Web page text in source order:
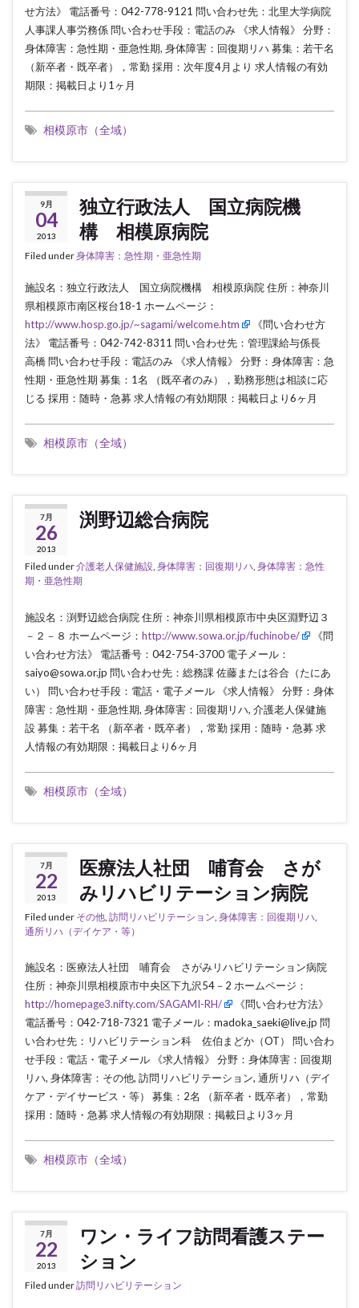
せ方法》 電話番号：042-778-9121 問い合わせ先：北里大学病院
人事課人事労務係 問い合わせ手段：電話のみ 《求人情報》 分野：
身体障害：急性期・亜急性期, 身体障害：回復期リハ 募集：若干名
（新卒者・既卒者），常勤 採用：次年度4月より 求人情報の有効
期限：掲載日より1ヶ月
相模原市（全域）
9月
04
2013
独立行政法人 国立病院機
構 相模原病院
Filed under身体障害：急性期・亜急性期
施設名：独立行政法人 国立病院機構 相模原病院 住所：神奈川
県相模原市南区桜台18-1 ホームページ：
http://www.hosp.go.jp/~sagami/welcome.htm
《問い合わせ方
法》 電話番号：042-742-8311 問い合わせ先：管理課給与係長
高橋 問い合わせ手段：電話のみ 《求人情報》 分野：身体障害：急
性期・亜急性期 募集：1名 （既卒者のみ），勤務形態は相談に応
じる 採用：随時・急募 求人情報の有効期限：掲載日より6ヶ月
相模原市（全域）
7月
26
2013
渕野辺総合病院
Filed under介護老人保健施設, 身体障害：回復期リハ, 身体障害：急性
期・亜急性期
施設名：渕野辺総合病院 住所：神奈川県相模原市中央区淵野辺３
－２－８ ホームページ： http://www.sowa.or.jp/fuchinobe/
《問
い合わせ方法》 電話番号：042-754-3700 電子メール：
saiyo@sowa.or.jp 問い合わせ先：総務課 佐藤または谷合（たにあ
い） 問い合わせ手段：電話・電子メール 《求人情報》 分野：身体
障害：急性期・亜急性期, 身体障害：回復期リハ, 介護老人保健施
設 募集：若干名 （新卒者・既卒者），常勤 採用：随時・急募 求
人情報の有効期限：掲載日より6ヶ月
相模原市（全域）
7月
22
2013
医療法人社団 哺育会 さが
みリハビリテーション病院
Filed under その他 訪問リハビリテーション 身体障害：回復期リハ
通所リハ（デイケア・等）
施設名：医療法人社団 哺育会 さがみリハビリテーション病院
住所：神奈川県相模原市中央区下九沢54－2 ホームページ：
http://homepage3.nifty.com/SAGAMI-RH/
《問い合わせ方法》
電話番号：042-718-7321 電子メール：madoka_saeki@live.jp 問
い合わせ先：リハビリテーション科 佐伯まどか（OT） 問い合わ
せ手段：電話・電子メール 《求人情報》 分野：身体障害：回復期
リハ, 身体障害：その他, 訪問リハビリテーション, 通所リハ（デイ
ケア・デイサービス・等） 募集：2名 （新卒者・既卒者），常勤
採用：随時・急募 求人情報の有効期限：掲載日より3ヶ月
相模原市（全域）
7月
22
2013
ワン・ライフ訪問看護ステー
ション
Filed under訪問リハビリテーション